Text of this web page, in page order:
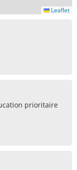
Leaflet
prioritaire